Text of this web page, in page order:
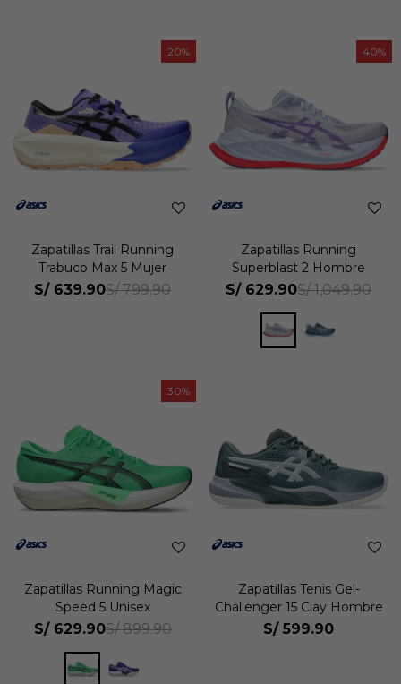
20
Zapatillas Trail Running
Trabuco Max 5 Mujer
S/ 639.90S/ 799.90
40
Zapatillas Running
Superblast 2 Hombre
S/ 629.90S/ 1,049.90
30
Zapatillas Running Magic
Speed 5 Unisex
S/ 629.90S/ 899.90
Zapatillas Tenis Gel-
Challenger 15 Clay Hombre
S/ 599.90